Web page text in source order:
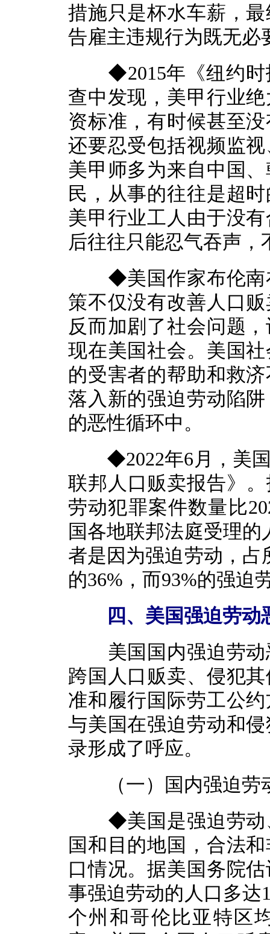
措施只是杯水车薪，
告雇主违规行为既无必
◆2015年《纽约时
查中发现，美甲行业
资标准，有时候甚至
还要忍受包括视频监
美甲师多为来自中国
民，从事的往往是超
美甲行业工人由于没
后往往只能忍气吞声，
◆美国作家布伦南
策不仅没有改善人口
反而加剧了社会问题
现在美国社会。美国
的受害者的帮助和救
落入新的强迫劳动陷
的恶性循环中。
◆2022年6月，美国
联邦人口贩卖报告》
劳动犯罪案件数量比
国各地联邦法庭受理
者是因为强迫劳动，占
的36%，而93%的强迫
四、美国强迫劳动
美国国内强迫劳动
跨国人口贩卖、侵犯
准和履行国际劳工公
与美国在强迫劳动和
录形成了呼应。
（一）国内强迫劳
◆美国是强迫劳动
国和目的地国，合法
口情况。据美国务院
事强迫劳动的人口多达
个州和哥伦比亚特区